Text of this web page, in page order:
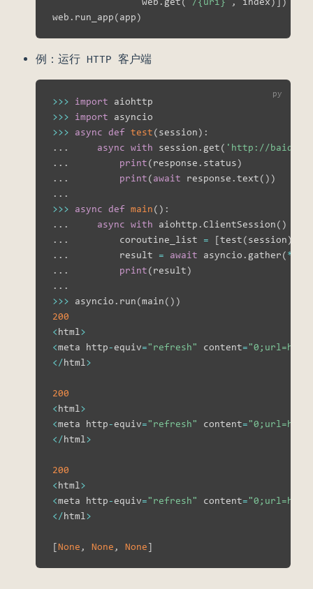
web. run_app(app)
例：运行 HTTP 客户端
>>> import
>>> import
>>> async def test(session) :
. . . async with session. get( 'http://
. . . print(response. status)
. . . print(await response.text( ) )
. . .
>>> async def main( ) :
. . . async with aiohttp.ClientSession( )
. . .
         coroutine_list
= [test(session)
. . .
         result
= await asyncio. gather(*
. . . print(result)
. . .
>>> asyncio. run(main( ) )
200
<html>
<meta http-equiv="refresh" content=
</html>
200
<html>
<meta http-equiv="refresh" content=
</html>
200
<html>
<meta http-equiv="refresh" content=
</html>
[None , None , None]